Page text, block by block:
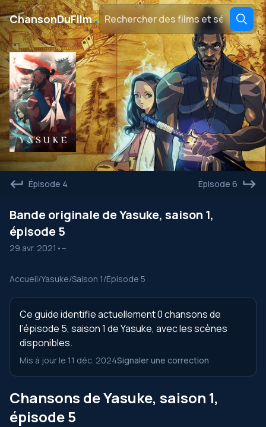
ChansonDuFilm․
Épisode 4 Épisode 6
Bande originale de Yasuke, saison 1,
épisode 5
29 avr. 2021 • --
Accueil/Yasuke/Saison 1/Épisode 5
Ce guide identifie actuellement 0 chansons de
l’épisode 5, saison 1 de Yasuke, avec les scènes
disponibles.
Mis à jour le 11 déc. 2024Signaler une correction
Chansons de Yasuke, saison 1,
épisode 5